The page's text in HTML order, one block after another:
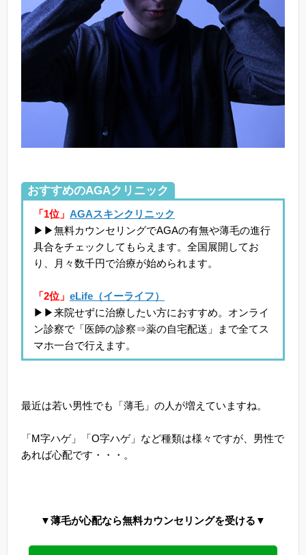
おすすめのAGAクリニック
「1位」 AGAスキンクリニック
▶▶無料カウンセリングでAGAの有無や薄毛の進行
具合をチェックしてもらえます。全国展開してお
り、月々数千円で治療が始められます。
「2位」 eLife（イーライフ）
▶▶来院せずに治療したい方におすすめ。オンライ
ン診察で「医師の診察⇒薬の自宅配送」まで全てス
マホ一台で行えます。
最近は若い男性でも「薄毛」の人が増えていますね。
「M字ハゲ」「O字ハゲ」など種類は様々ですが、男性で
あれば心配です・・・。
▼薄毛が心配なら無料カウンセリングを受ける▼